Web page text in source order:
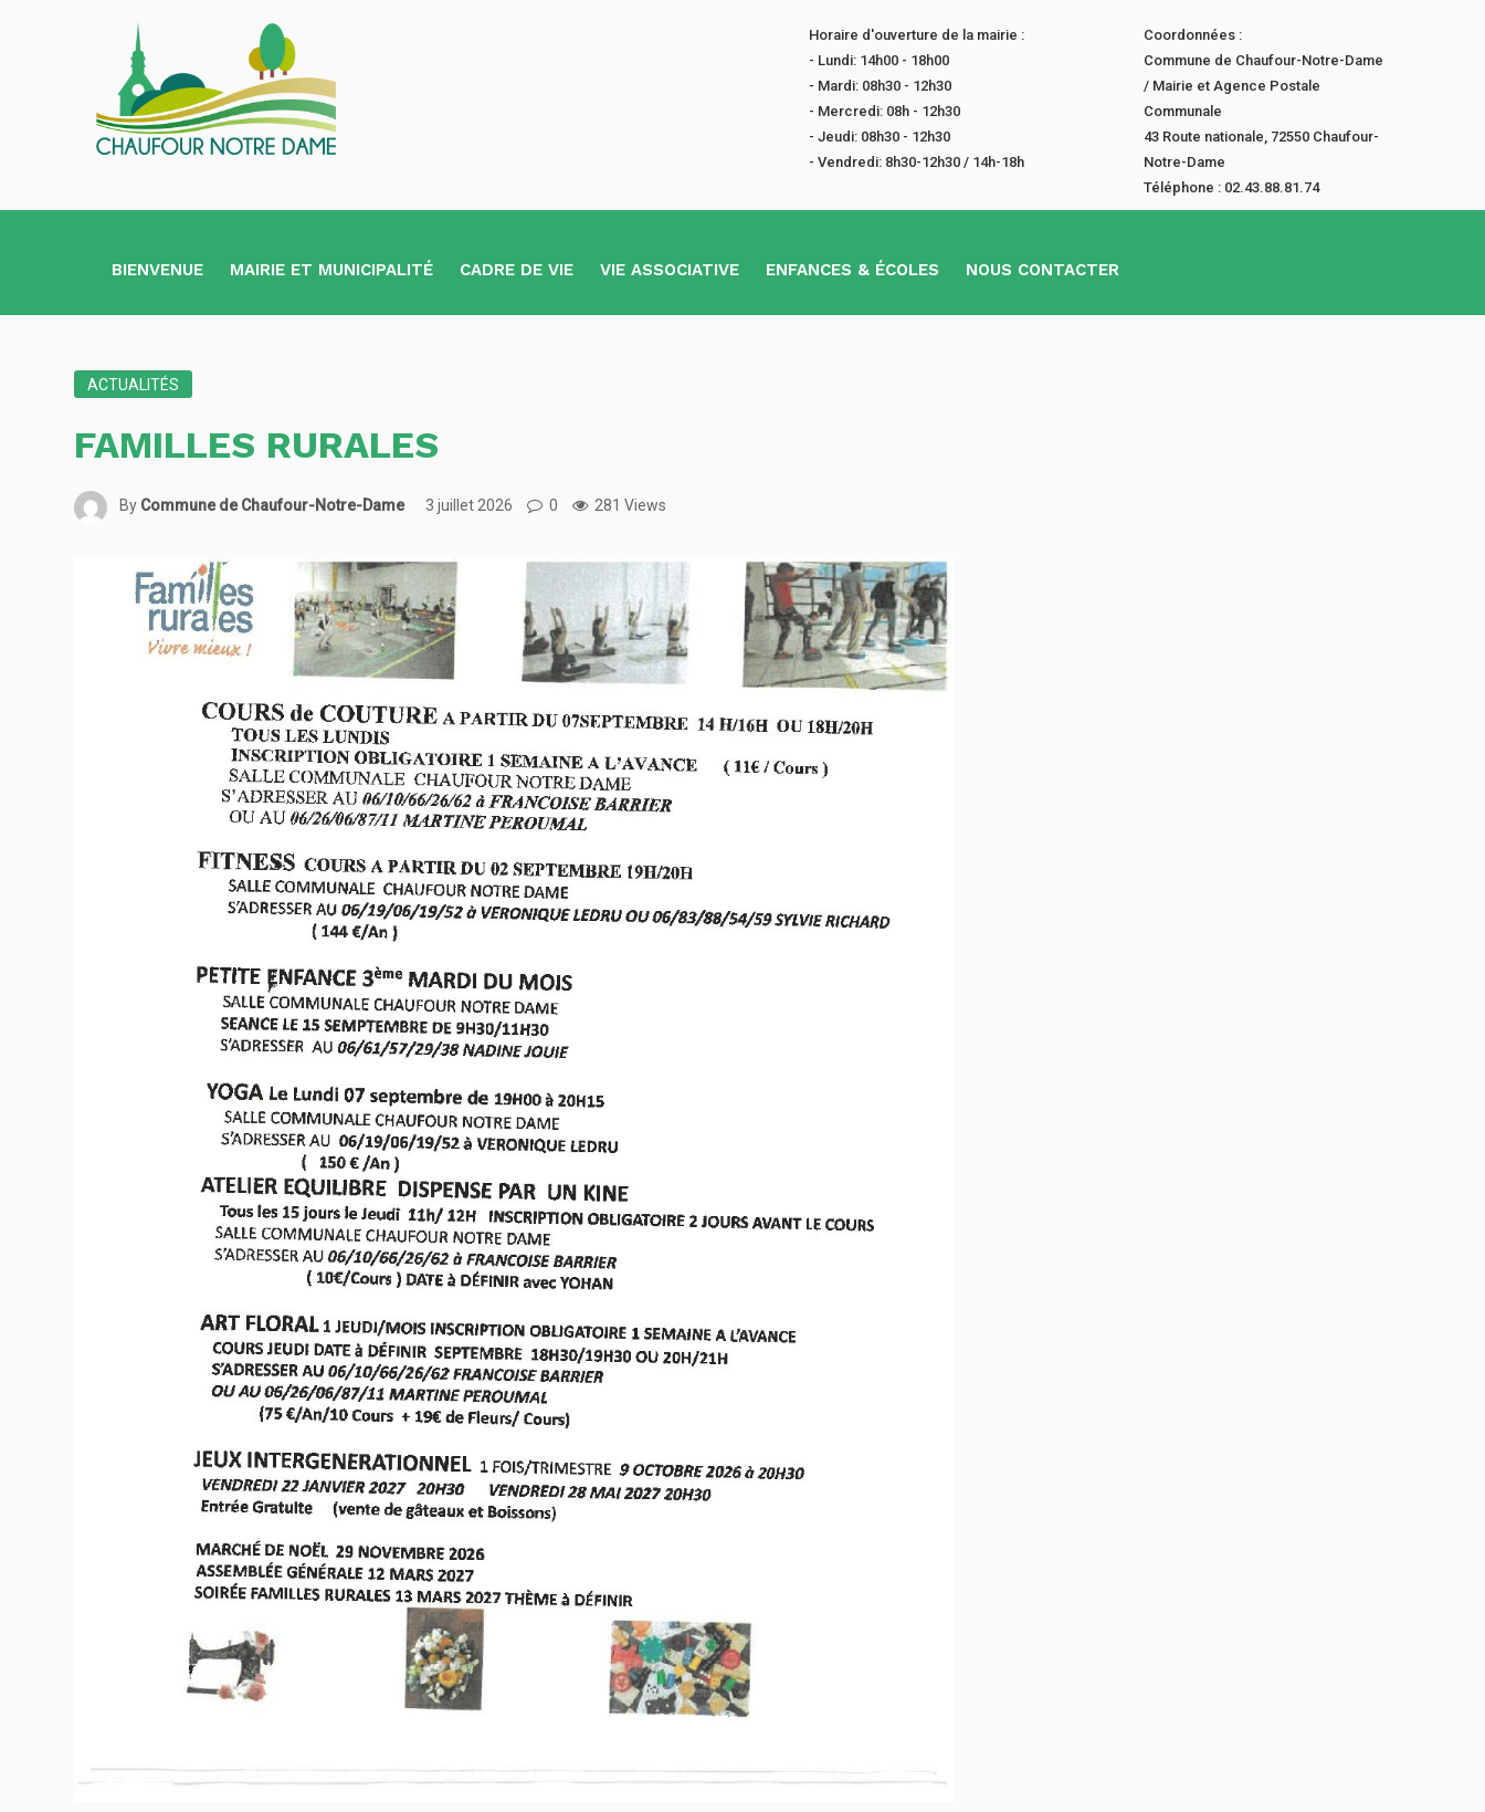
Coordonnées :
Commune de Chaufour-Notre-Dame
/ Mairie et Agence Postale
Communale
43 Route nationale, 72550 Chaufour-
Notre-Dame
Téléphone : 02.43.88.81.74
Horaire d'ouverture de la mairie :
- Lundi: 14h00 - 18h00
- Mardi: 08h30 - 12h30
- Mercredi: 08h - 12h30
- Jeudi: 08h30 - 12h30
- Vendredi: 8h30-12h30 / 14h-18h
BIENVENUE MAIRIE ET MUNICIPALITÉ CADRE DE VIE VIE ASSOCIATIVE ENFANCES & ÉCOLES NOUS CONTACTER
ACTUALITÉS
FAMILLES RURALES
By Commune de Chaufour-Notre-Dame 3 juillet 2026 0 281 Views